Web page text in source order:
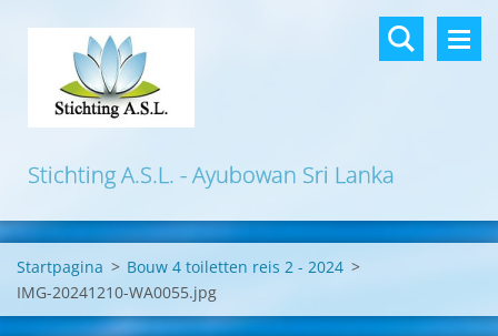
Stichting A.S.L. - Ayubowan Sri Lanka
Startpagina > Bouw 4 toiletten reis 2 - 2024 >
IMG-20241210-WA0055.jpg